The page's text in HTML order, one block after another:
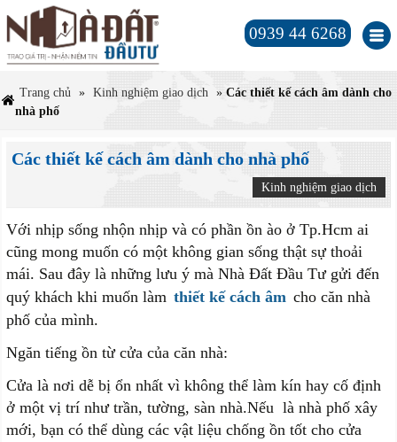
0939 44 6268
Trang chủ » Kinh nghiệm giao dịch »Các thiết kế cách âm dành cho
nhà phố
Các thiết kế cách âm dành cho nhà phố
Kinh nghiệm giao dịch
Với nhịp sống nhộn nhịp và có phần ồn ào ở Tp.Hcm ai
cũng mong muốn có một không gian sống thật sự thoải
mái. Sau đây là những lưu ý mà Nhà Đất Đầu Tư gửi đến
quý khách khi muốn làm thiết kế cách âm cho căn nhà
phố của mình.
Ngăn tiếng ồn từ cửa của căn nhà:
Cửa là nơi dễ bị ổn nhất vì không thể làm kín hay cố định
ở một vị trí như trần, tường, sàn nhà.Nếu là nhà phố xây
mới, bạn có thể dùng các vật liệu chống ồn tốt cho cửa